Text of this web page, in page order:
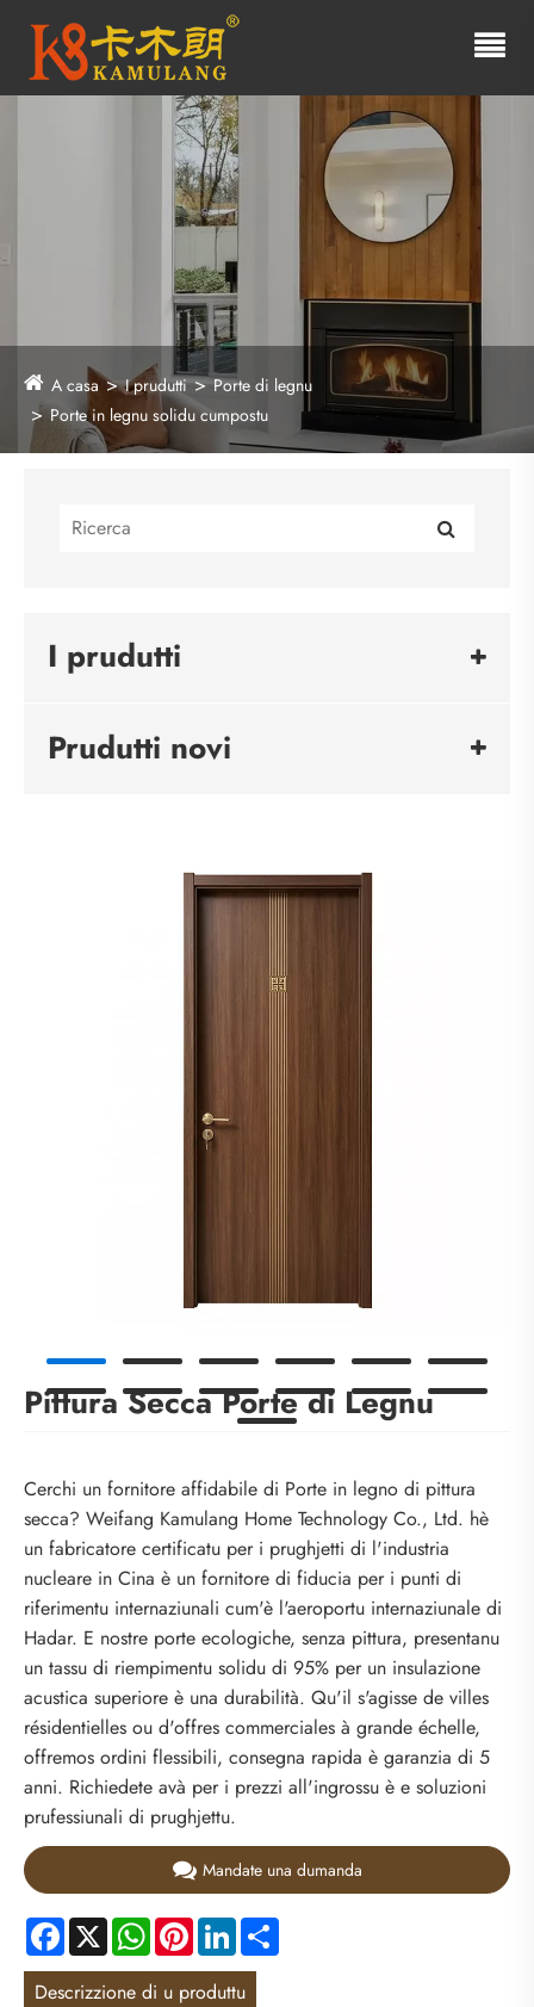
A casa I prudutti
Porte di legnu
Porte in legnu solidu cumpostu
I prudutti
Prudutti novi
Pittura Secca Porte di Legnu
Cerchi un fornitore affidabile di Porte in legno di pittura
secca? Weifang Kamulang Home Technology Co., Ltd. hè
un fabricatore certificatu per i prughjetti di l'industria
nucleare in Cina è un fornitore di fiducia per i punti di
riferimentu internaziunali cum'è l'aeroportu internaziunale di
Hadar. E nostre porte ecologiche, senza pittura, presentanu
un tassu di riempimentu solidu di 95% per un insulazione
acustica superiore è una durabilità. Qu'il s'agisse de villes
résidentielles ou d'offres commerciales à grande échelle,
offremos ordini flessibili, consegna rapida è garanzia di 5
anni. Richiedete avà per i prezzi all'ingrossu è e soluzioni
prufessiunali di prughjettu.
Mandate una dumanda
Facebook
X WhatsApp
PinterestLinkedIn
Descrizzione di u produttu